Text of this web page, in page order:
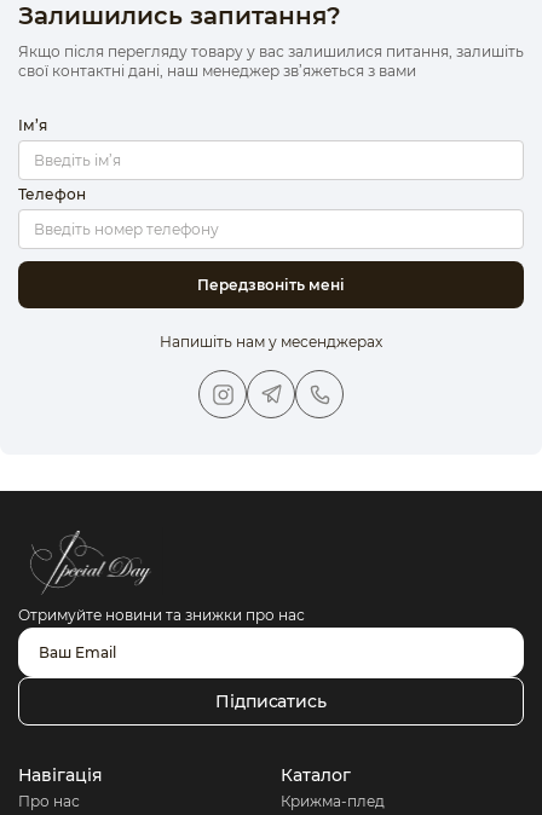
Залишились запитання?
Якщо після перегляду товару у вас залишилися питання, залишіть
свої контактні дані, наш менеджер зв’яжеться з вами
Ім’я
Телефон
Передзвоніть мені
Напишіть нам у месенджерах
Отримуйте новини та знижки про нас
Підписатись
Навігація
Про нас
Каталог
Крижма-плед